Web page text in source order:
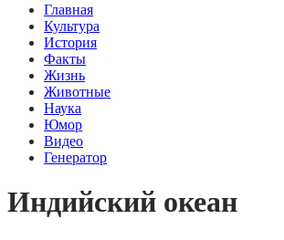
Главная
Культура
История
Факты
Жизнь
Животные
Наука
Юмор
Видео
Генератор
Индийский океан